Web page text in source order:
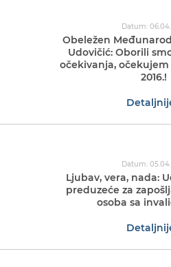
Datum:
Obeležen
Udovičić: Oborili
očekivanja,
2016.!
Datum:
Ljubav, vera, nada:
preduzeće za
osoba sa